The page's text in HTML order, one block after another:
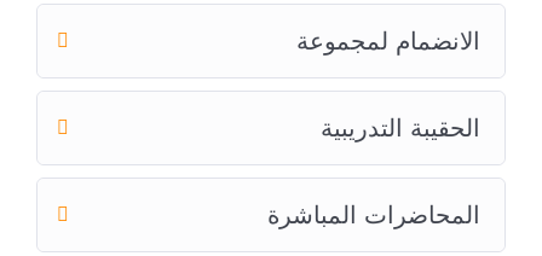
الانضمام لمجموعة
الحقيبة التدريبية
المحاضرات المباشرة